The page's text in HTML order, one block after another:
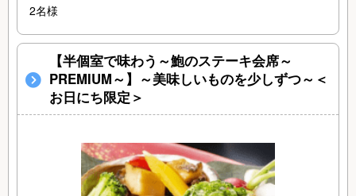
2名様
【半個室で味わう～鮑のステーキ会席～
PREMIUM～】～美味しいものを少しずつ～＜
お日にち限定＞